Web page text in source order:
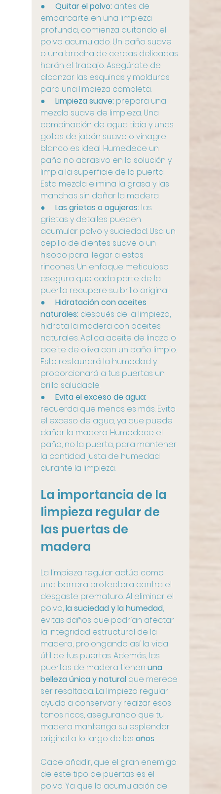
● Quitar el polvo: antes de
embarcarte en una limpieza
profunda, comienza quitando el
polvo acumulado. Un paño suave
o una brocha de cerdas delicadas
harán el trabajo. Asegúrate de
alcanzar las esquinas y molduras
para una limpieza completa.
● Limpieza suave: prepara una
mezcla suave de limpieza. Una
combinación de agua tibia y unas
gotas de jabón suave o vinagre
blanco es ideal. Humedece un
paño no abrasivo en la solución y
limpia la superficie de la puerta.
Esta mezcla elimina la grasa y las
manchas sin dañar la madera.
● Las grietas o agujeros: las
grietas y detalles pueden
acumular polvo y suciedad. Usa un
cepillo de dientes suave o un
hisopo para llegar a estos
rincones. Un enfoque meticuloso
asegura que cada parte de la
puerta recupere su brillo original.
● Hidratación con aceites
naturales: después de la limpieza,
hidrata la madera con aceites
naturales. Aplica aceite de linaza o
aceite de oliva con un paño limpio.
Esto restaurará la humedad y
proporcionará a tus puertas un
brillo saludable.
● Evita el exceso de agua:
recuerda que menos es más. Evita
el exceso de agua, ya que puede
dañar la madera. Humedece el
paño, no la puerta, para mantener
la cantidad justa de humedad
durante la limpieza.
La importancia de la
limpieza regular de
las puertas de
madera
La limpieza regular actúa como
una barrera protectora contra el
desgaste prematuro. Al eliminar el
polvo, la suciedad y la humedad,
evitas daños que podrían afectar
la integridad estructural de la
madera, prolongando así la vida
útil de tus puertas. Además, las
puertas de madera tienen una
belleza única y natural que merece
ser resaltada. La limpieza regular
ayuda a conservar y realzar esos
tonos ricos, asegurando que tu
madera mantenga su esplendor
original a lo largo de los años.
Cabe añadir, que el gran enemigo
de este tipo de puertas es el
polvo. Ya que la acumulación de